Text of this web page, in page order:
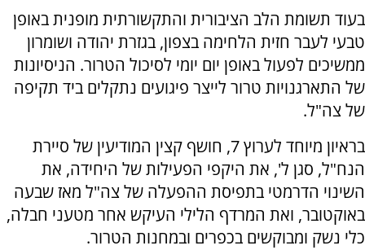
בעוד תשומת הלב הציבורית והתקשורתית מופנית באופן
טבעי לעבר חזית הלחימה בצפון, בגזרת יהודה ושומרון
ממשיכים לפעול באופן יום יומי לסיכול הטרור. הניסיונות
של התארגנויות טרור לייצר פיגועים נתקלים ביד תקיפה
של צה"ל.
בראיון מיוחד לערוץ 7, חושף קצין המודיעין של סיירת
הנח"ל, סגן ל', את היקפי הפעילות של היחידה, את
השינוי הדרמטי בתפיסת ההפעלה של צה"ל מאז שבעה
באוקטובר, ואת המרדף הלילי העיקש אחר מטעני חבלה,
כלי נשק ומבוקשים בכפרים ובמחנות הטרור.